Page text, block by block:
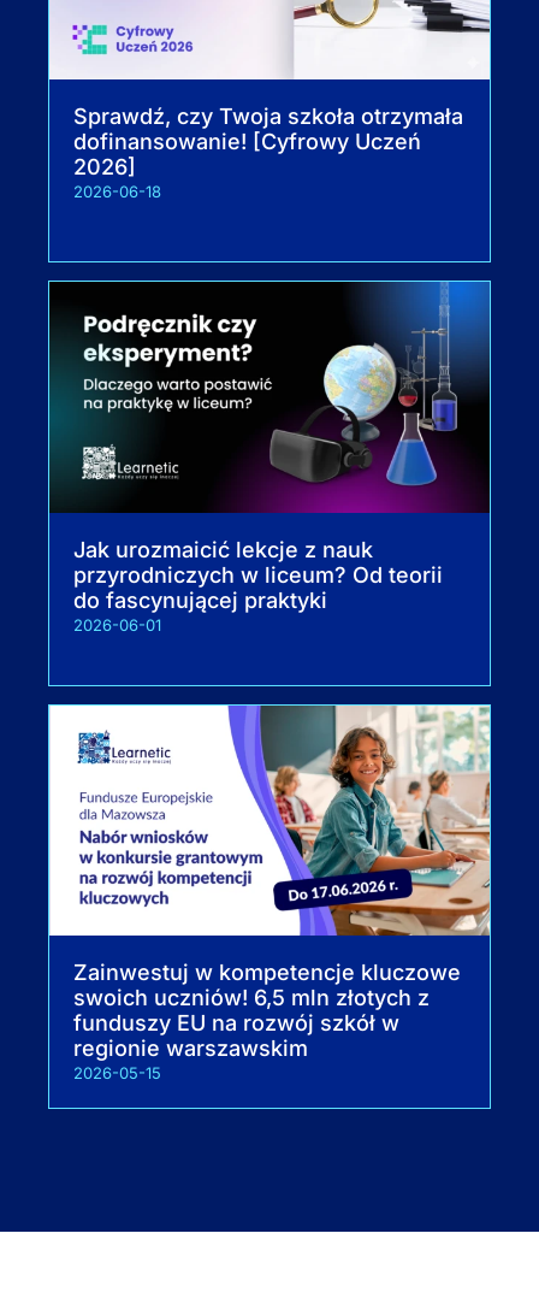
Sprawdź, czy Twoja szkoła otrzymała
dofinansowanie! [Cyfrowy Uczeń
2026]
2026-06-18
Jak urozmaicić lekcje z nauk
przyrodniczych w liceum? Od teorii
do fascynującej praktyki
2026-06-01
Zainwestuj w kompetencje kluczowe
swoich uczniów! 6,5 mln złotych z
funduszy EU na rozwój szkół w
regionie warszawskim
2026-05-15